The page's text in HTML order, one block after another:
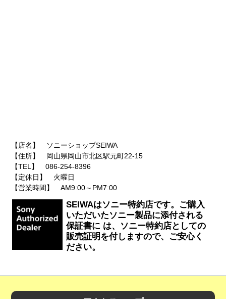
【店名】 ソニーショップSEIWA
【住所】 岡山県岡山市北区駅元町22-15
【TEL】 086-254-8396
【定休日】 火曜日
【営業時間】 AM9:00～PM7:00
SEIWAはソニー特約店です。ご購入
いただいたソニー製品に添付される
保証書に は、ソニー特約店としての
販売証明を付しますので、ご安心く
ださい。